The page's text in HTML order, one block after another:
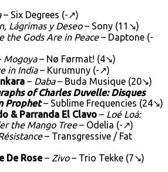
– Six Degrees (-↗)
Lágrimas y Deseo– Sony (11↘)
the Gods Are in Peace– Daptone (-
Mogoya– Nø Førmat! (4↘)
in India– Kurumuny (-↗)
– Daba– Buda Musique (20↘)
of Charles Duvelle: Disques
Prophet – Sublime Frequencies (24↘)
& Parranda El Clavo – Loé Loá:
the Mango Tree– Odelia (-↗)
– Transgressive / Fat
De Rose– Zivo– Trio Tekke (7↘)